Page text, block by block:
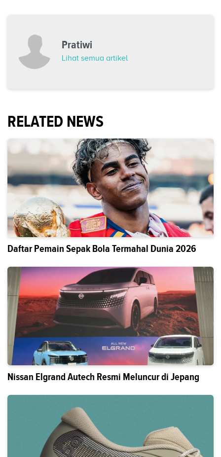
Pratiwi
Lihat semua artikel
RELATED NEWS
Daftar Pemain Sepak Bola Termahal Dunia 2026
Nissan Elgrand Autech Resmi Meluncur di Jepang